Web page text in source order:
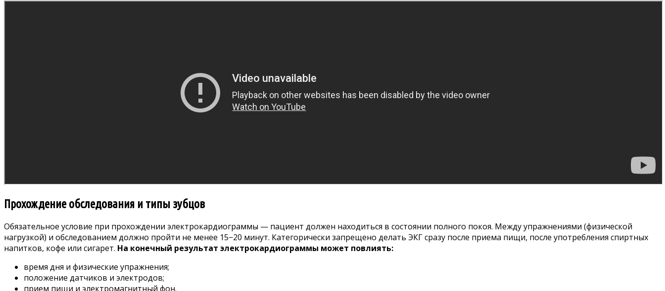
Прохождение обследования и типы зубцов
Обязательное условие при прохождении электрокардиограммы — пациент должен находиться в состоянии полного покоя. Между упражнениями (физической
нагрузкой) и обследованием должно пройти не менее 15−20 минут. Категорически запрещено делать ЭКГ сразу после приема пищи, после употребления спиртных
напитков, кофе или сигарет. На конечный результат электрокардиограммы может повлиять:
время дня и физические упражнения;
положение датчиков и электродов;
прием пищи и электромагнитный фон.